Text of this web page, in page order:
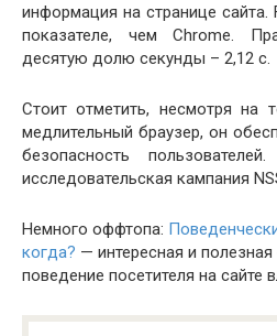
информация на странице сайта.
показателе, чем Chrome.
десятую долю секунды – 2,12 с.
Стоит отметить, несмотря на
медлительный браузер, он
безопасность
исследовательская кампания
Немного оффтопа:
когда? — интересная и
поведение посетителя на сайте